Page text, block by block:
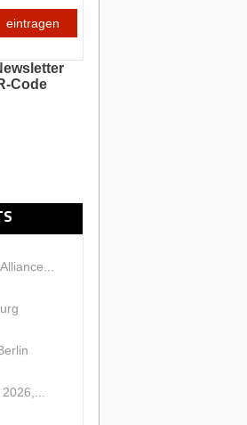
eintragen
Code